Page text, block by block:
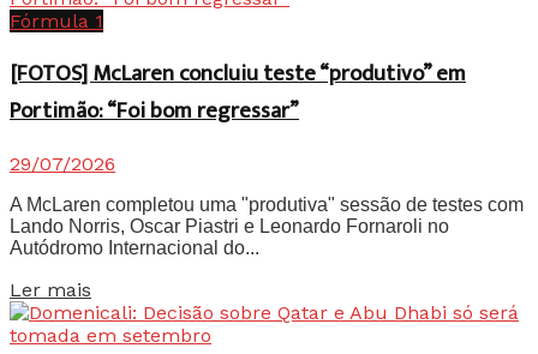
Fórmula 1
[FOTOS] McLaren concluiu teste “produtivo” em
Portimão: “Foi bom regressar”
29/07/2026
A McLaren completou uma "produtiva" sessão de testes com
Lando Norris, Oscar Piastri e Leonardo Fornaroli no
Autódromo Internacional do...
Ler mais